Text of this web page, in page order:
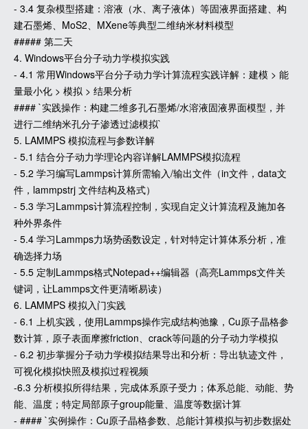
- 3.4 复杂模型搭建：溶液（水、离子液体）等固液界面搭建、构
建石墨烯、MoS2、MXene等典型二维纳米材料模型
##### 第二天
4. Windows平台分子动力学模拟实践
- 4.1 常用Windows平台分子动力学计算流程实践详解：建模 > 能
量最小化 > 模拟 > 结果分析
#### `实践操作：构建二维多孔石墨烯/水溶液固液界面模型，并
进行二维纳米孔分子渗透过滤模拟`
5. LAMMPS 模拟流程与参数详解
- 5.1 结合分子动力学理论内容详解LAMMPS模拟流程
- 5.2 学习编写Lammps计算所需输入/输出文件（in文件，data文
件，lammpstrj 文件结构及格式）
- 5.3 学习Lammps计算流程控制，实现自定义计算流程及施加各
种外界条件
- 5.4 学习Lammps力场势函数设定，针对特定计算体系分析，准
确选择力场
- 5.5 定制Lammps格式Notepad++编辑器（高亮Lammps文件关
键词，让Lammps文件更清晰易读）
6. LAMMPS 模拟入门实践
- 6.1 上机实践，使用Lammps操作完成结构弛豫，Cu原子晶格参
数计算，原子表面摩擦friction、crack等问题的分子动力学模拟
- 6.2 初步掌握分子动力学模拟结果导出和分析：导出轨迹文件，
可视化模拟快照及模拟过程视频
-6.3 分析模拟所得结果，完成体系原子受力；体系总能、动能、势
能、温度；特定局部原子group能量、温度等数据计算
- #### `实例操作：Cu原子晶格参数、总能计算模拟与初步数据处